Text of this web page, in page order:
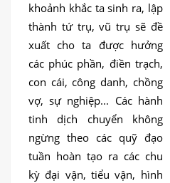
khoảnh khắc ta sinh ra, lập
thành tứ trụ, vũ trụ sẽ đề
xuất cho ta được hưởng
các phúc phần, điền trạch,
con cái, công danh, chồng
vợ, sự nghiệp... Các hành
tinh dịch chuyển không
ngừng theo các quỹ đạo
tuần hoàn tạo ra các chu
kỳ đại vận, tiểu vận, hình